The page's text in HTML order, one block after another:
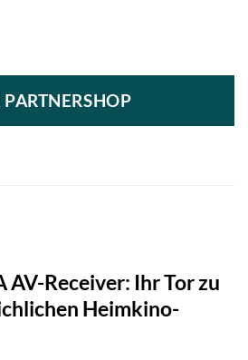
AV-Receiver: Ihr Tor zu
Heimkino-